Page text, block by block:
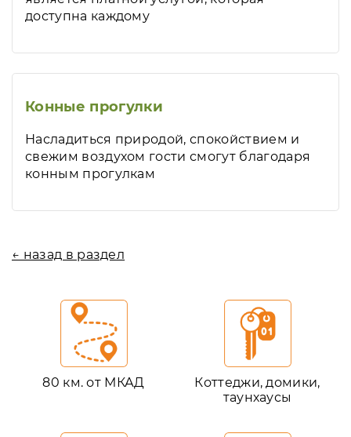
доступна каждому
Конные прогулки
Насладиться природой, спокойствием и
свежим воздухом гости смогут благодаря
конным прогулкам
← назад в раздел
80 км. от МКАД
Коттеджи, домики,
таунхаусы